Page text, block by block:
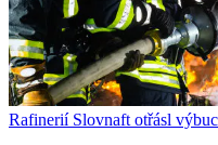
Rafinerií Slovnaft otřásl